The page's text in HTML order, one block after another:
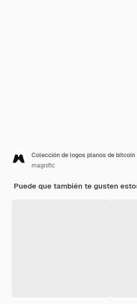
Colección de logos planos de bitcoin
magnific
Puede que también te gusten